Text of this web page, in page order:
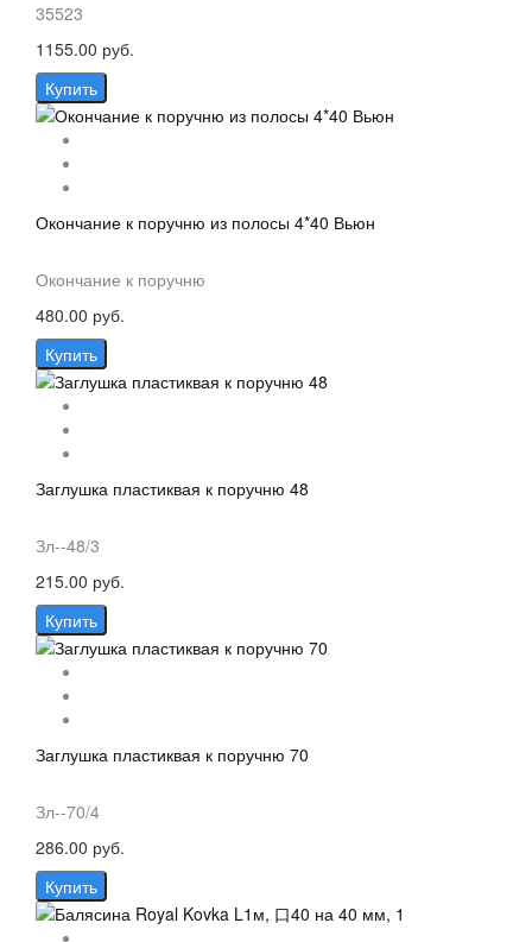
35523
1155.00 руб.
Купить
Окончание к поручню из полосы 4*40 Вьюн
Окончание к поручню
480.00 руб.
Купить
Заглушка пластиквая к поручню 48
Зл--48/3
215.00 руб.
Купить
Заглушка пластиквая к поручню 70
Зл--70/4
286.00 руб.
Купить